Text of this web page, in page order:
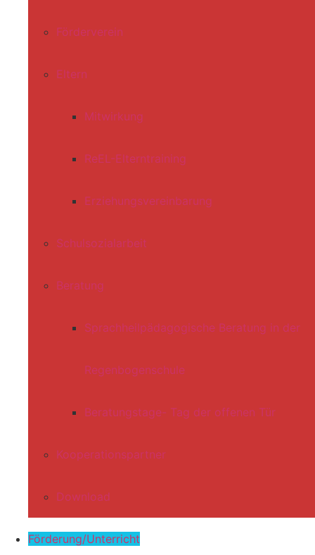
Förderverein
Eltern
Mitwirkung
ReEL-Elterntraining
Erziehungsvereinbarung
Schulsozialarbeit
Beratung
Sprachheilpädagogische Beratung in der
Regenbogenschule
Beratungstage- Tag der offenen Tür
Kooperationspartner
Download
Förderung/Unterricht